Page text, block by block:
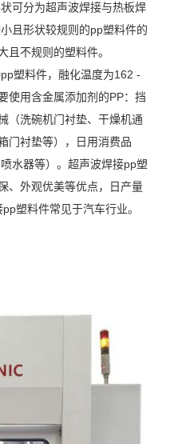
可分为超声波焊接与热板焊
且形状较规则的pp塑料件的
且不规则的塑料件。
塑料件，融化温度为162 -
使用含金属添加剂的PP：挡
（洗碗机门衬垫、干燥机通
门衬垫等），日用消费品
水器等）。超声波焊接pp塑
、外观优美等优点，日产量
塑料件常见于汽车行业。